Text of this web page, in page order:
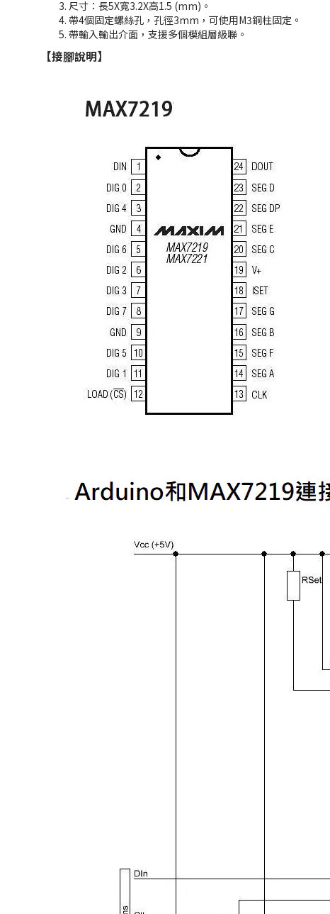
尺寸：長5X寬3.2X高1.5 (mm)。
帶4個固定螺絲孔，孔徑3mm， 可使用M3銅柱固定。
帶輸入輸出介面，支援多個模組層級聯。
【接腳說明】